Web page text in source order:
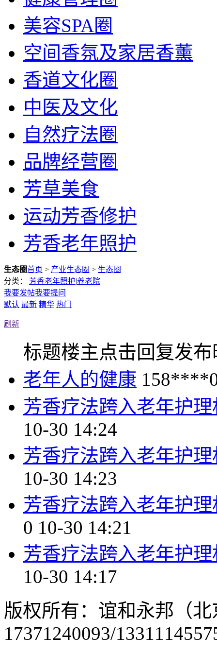
美容SPA圈
空间香氛及家居香薰
香道文化圈
中医及文化
自然疗法圈
品牌经营圈
芳草美食
运动芳香修护
芳香老年照护
生态圈首页 > 产业生态圈 > 生态圈
分类：
芳香老年照护|养老院|
我要发帖我要提问
默认 最新 精华 热门
刷新
标题楼主点击回复发
老年人的健康
芳香疗法跨入老年护
10-30 14:24
芳香疗法跨入老年护
10-30 14:23
芳香疗法跨入老年护
0 10-30 14:21
芳香疗法跨入老年护
10-30 14:17
版权所有：谊和永邦（
17371240093/